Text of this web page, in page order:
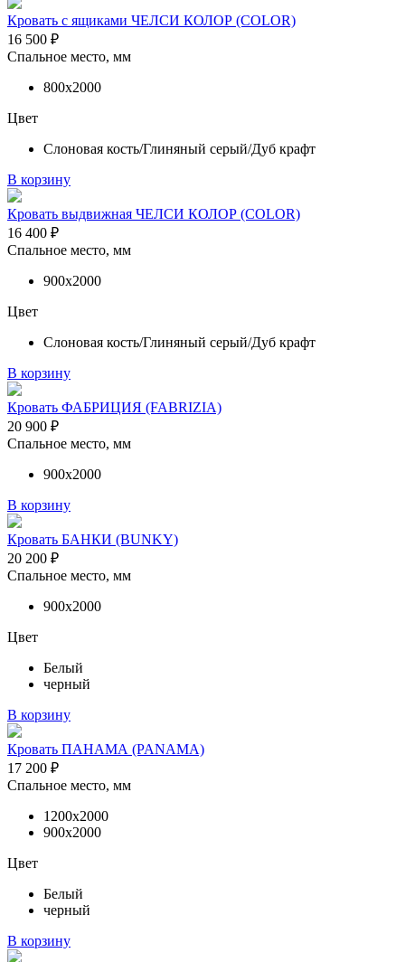
Кровать с ящиками ЧЕЛСИ КОЛОР (COLOR)
16 500 ₽
Спальное место, мм
800х2000
Цвет
Слоновая кость/Глиняный серый/Дуб крафт
В корзину
Кровать выдвижная ЧЕЛСИ КОЛОР (COLOR)
16 400 ₽
Спальное место, мм
900х2000
Цвет
Слоновая кость/Глиняный серый/Дуб крафт
В корзину
Кровать ФАБРИЦИЯ (FABRIZIA)
20 900 ₽
Спальное место, мм
900х2000
В корзину
Кровать БАНКИ (BUNKY)
20 200 ₽
Спальное место, мм
900х2000
Цвет
Белый
черный
В корзину
Кровать ПАНАМА (PANAMA)
17 200 ₽
Спальное место, мм
1200х2000
900х2000
Цвет
Белый
черный
В корзину